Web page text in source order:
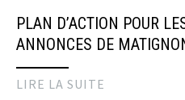
PLAN D’ACTION POUR
ANNONCES DE
LIRE LA SUITE